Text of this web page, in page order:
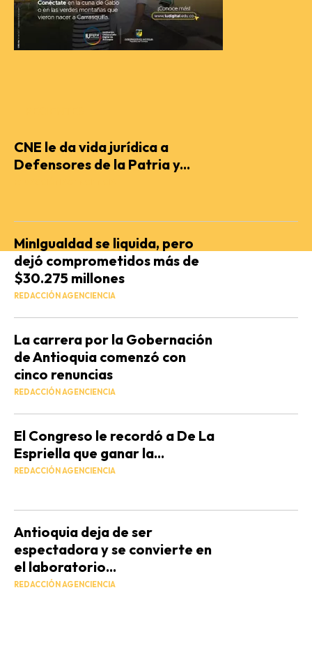
CNE le da vida jurídica a
Defensores de la Patria y...
MinIgualdad se liquida, pero
dejó comprometidos más de
$30.275 millones
REDACCIÓN AGENCIENCIA
La carrera por la Gobernación
de Antioquia comenzó con
cinco renuncias
REDACCIÓN AGENCIENCIA
El Congreso le recordó a De La
Espriella que ganar la...
REDACCIÓN AGENCIENCIA
Antioquia deja de ser
espectadora y se convierte en
el laboratorio...
REDACCIÓN AGENCIENCIA